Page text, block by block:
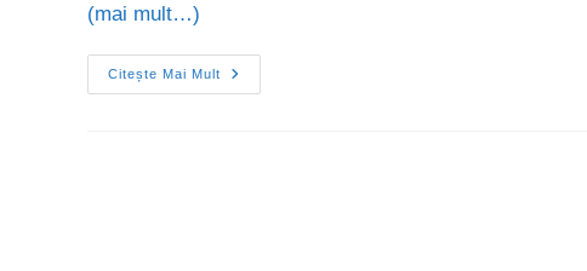
(mai mult…)
Citește Mai Mult